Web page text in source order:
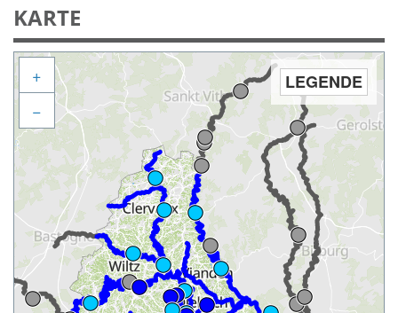
KARTE
LEGENDE
+
−